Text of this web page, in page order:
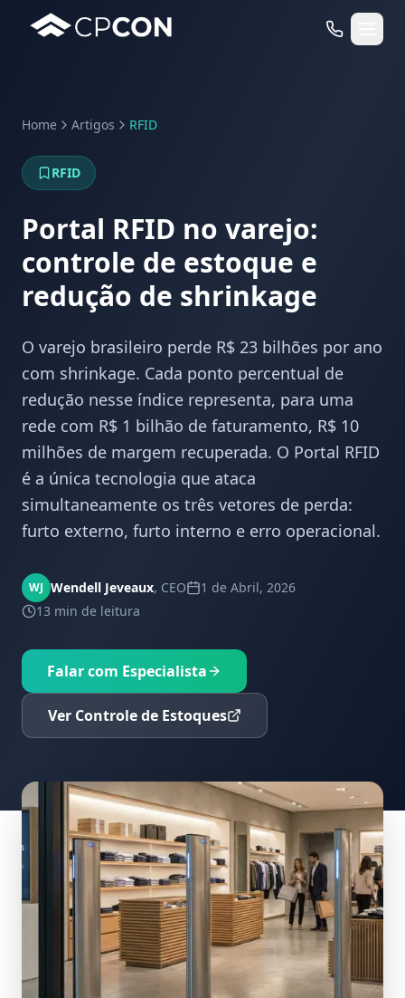
Serviços
Casos de Uso RFID
WhatsApp Fale Conosco
Home Artigos RFID
RFID
Portal RFID no varejo:
controle de estoque e
redução de shrinkage
O varejo brasileiro perde R$ 23 bilhões por ano
com shrinkage. Cada ponto percentual de
redução nesse índice representa, para uma
rede com R$ 1 bilhão de faturamento, R$ 10
milhões de margem recuperada. O Portal RFID
é a única tecnologia que ataca
simultaneamente os três vetores de perda:
furto externo, furto interno e erro operacional.
WJ Wendell Jeveaux, CEO
1 de Abril, 2026
13 min de leitura
Falar com Especialista
Ver Controle de Estoques